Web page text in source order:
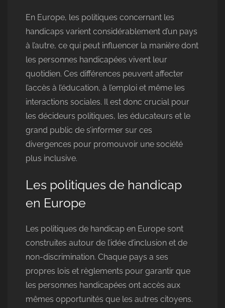
En Europe, les politiques concernant les
handicaps varient considérablement d’un pays
à l’autre, ce qui peut influencer la manière dont
les personnes handicapées vivent leur
quotidien. Ces différences peuvent affecter
l’accès à l’éducation, à l’emploi et même les
interactions sociales. Il est donc crucial pour
les décideurs politiques, les éducateurs et le
grand public de s’informer sur ces
divergences pour promouvoir une société
plus inclusive.
Les politiques de handicap
en Europe
Les politiques de handicap en Europe sont
construites autour de l’idée d’inclusion et de
non-discrimination. Chaque pays a ses
propres lois et règlements pour garantir que
les personnes handicapées ont accès aux
mêmes opportunités que les autres citoyens.